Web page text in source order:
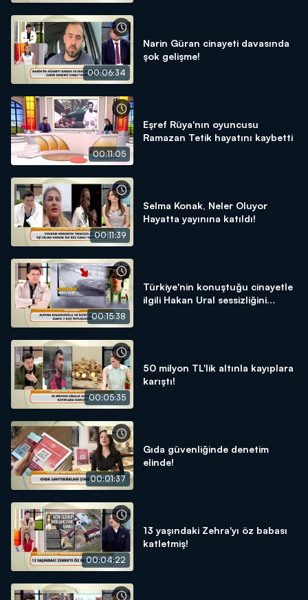
00:06:34
Narin Güran cinayeti davasında
şok gelişme!
00:11:05
Eşref Rüya'nın oyuncusu
Ramazan Tetik hayatını kaybetti
00:11:39
Selma Konak, Neler Oluyor
Hayatta yayınına katıldı!
00:15:38
Türkiye'nin konuştuğu cinayetle
ilgili Hakan Ural sessizliğini
00:05:35
50 milyon TL'lik altınla kayıplara
karıştı!
00:01:37
Gıda güvenliğinde denetim
elinde!
00:04:22
13 yaşındaki Zehra'yı öz babası
katletmiş!